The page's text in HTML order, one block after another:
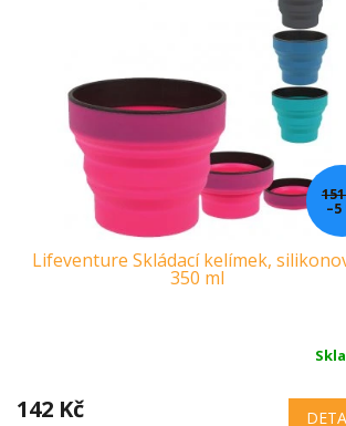
–5
Lifeventure Skládací kelímek,
350 ml
142 Kč